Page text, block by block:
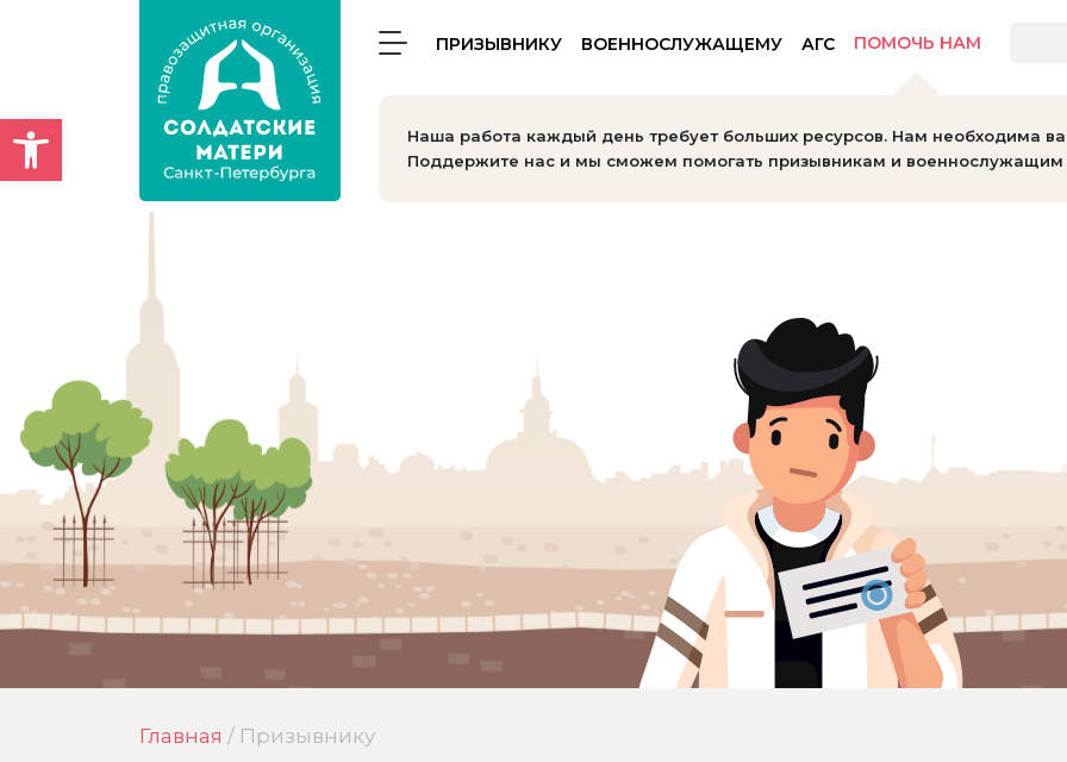
Открыть панель инструментов
ПРИЗЫВНИКУ ВОЕННОСЛУЖАЩЕМУ АГС ПОМОЧЬ НАМ
Наша работа каждый день требует больших ресурсов. Нам необходима
Поддержите нас и мы сможем помогать призывникам и военнослужащим
Главная / Призывнику